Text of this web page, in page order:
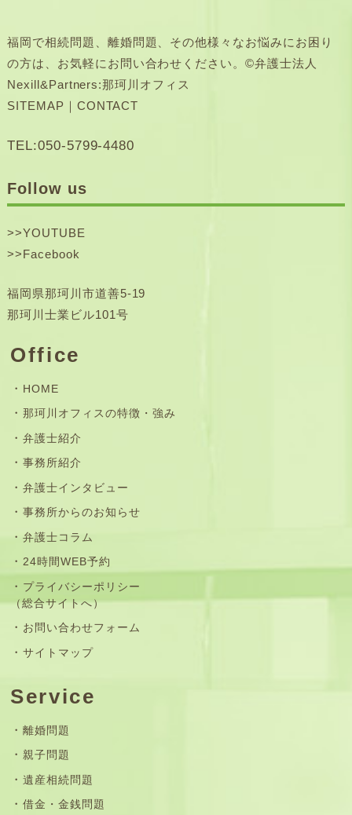
福岡で相続問題、離婚問題、その他様々なお悩みにお困り
の方は、お気軽にお問い合わせください。©弁護士法人
Nexill&Partners:那珂川オフィス
SITEMAP ｜ CONTACT
TEL:050-5799-4480
Follow us
>>YOUTUBE
>>Facebook
福岡県那珂川市道善5-19
那珂川士業ビル101号
Office
HOME
那珂川オフィスの特徴・強み
弁護士紹介
事務所紹介
弁護士インタビュー
事務所からのお知らせ
弁護士コラム
24時間WEB予約
プライバシーポリシー
（総合サイトへ）
お問い合わせフォーム
サイトマップ
Service
離婚問題
親子問題
遺産相続問題
借金・金銭問題